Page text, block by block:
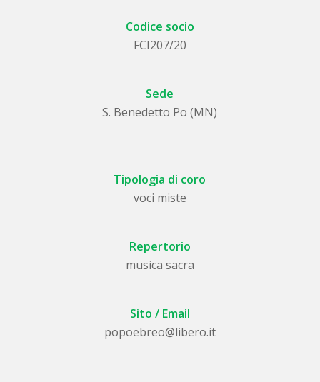
Codice socio
FCI207/20
Sede
S. Benedetto Po (MN)
Tipologia di coro
voci miste
Repertorio
musica sacra
Sito / Email
popoebreo@libero.it